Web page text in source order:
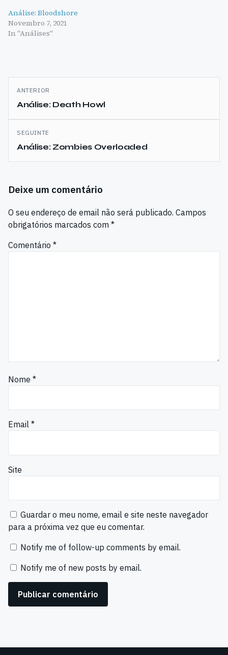
Análise: Bloodshore
Novembro 7, 2021
In "Análises"
Navegação
de
artigos
ANTERIOR
Análise: Death Howl
SEGUINTE
Análise: Zombies Overloaded
Deixe um comentário
O seu endereço de email não será publicado. Campos
obrigatórios marcados com *
Comentário *
Nome *
Email *
Site
Guardar o meu nome, email e site neste navegador
para a próxima vez que eu comentar.
Notify me of follow-up comments by email.
Notify me of new posts by email.